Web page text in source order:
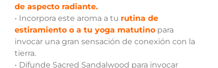
de aspecto radiante.
• Incorpora este aroma a tu rutina de
estiramiento o a tu yoga matutino para
invocar una gran sensación de conexión con la
tierra.
• Difunde Sacred Sandalwood para invocar